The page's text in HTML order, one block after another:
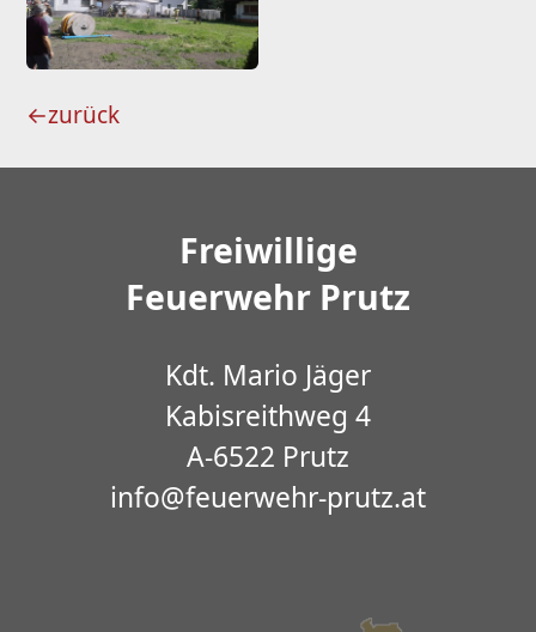
←zurück
Freiwillige
Feuerwehr Prutz
Kdt. Mario Jäger
Kabisreithweg 4
A-6522 Prutz
info@feuerwehr-prutz.at